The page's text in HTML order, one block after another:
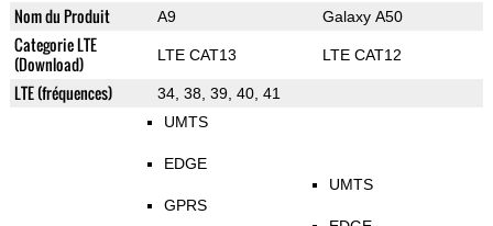
Nom du Produit A9 Galaxy A50
Categorie LTE
(Download)
LTE CAT13 LTE CAT12
LTE (fréquences) 34, 38, 39, 40, 41
UMTS
EDGE
GPRS
UMTS